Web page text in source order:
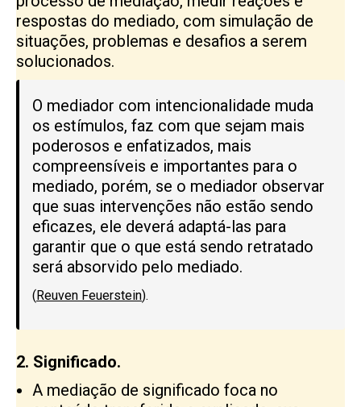
respostas do mediado, com simulação de
situações, problemas e desafios a serem
solucionados.
O mediador com intencionalidade muda
os estímulos, faz com que sejam mais
poderosos e enfatizados, mais
compreensíveis e importantes para o
mediado, porém, se o mediador observar
que suas intervenções não estão sendo
eficazes, ele deverá adaptá-las para
garantir que o que está sendo retratado
será absorvido pelo mediado.
(Reuven Feuerstein).
2. Significado.
A mediação de significado foca no